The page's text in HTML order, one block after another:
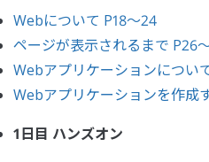
Webについて P18〜24
ページが表示されるまで P26
Webアプリケーションについ
Webアプリケーションを作成
1日目 ハンズオン